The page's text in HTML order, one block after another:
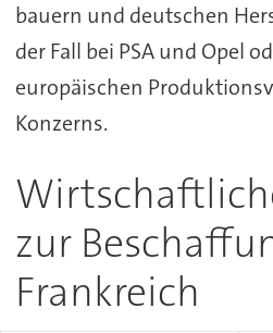
bauern und deutschen
der Fall bei PSA und Opel
europäischen
Konzerns.
zur
Frankreich